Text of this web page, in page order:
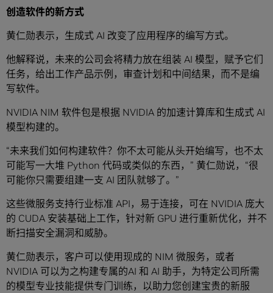
创造软件的新方式
黄仁勋表示，生成式 AI 改变了应用程序的编写方式。
他解释说，未来的公司会将精力放在组装 AI 模型，赋予它们
任务，给出工作产品示例，审查计划和中间结果，而不是编
写软件。
NVIDIA NIM 软件包是根据 NVIDIA 的加速计算库和生成式 AI
模型构建的。
“未来我们如何构建软件？你不太可能从头开始编写，也不太
可能写一大堆 Python 代码或类似的东西，” 黄仁勋说，“很
可能你只需要组建一支 AI 团队就够了。”
这些微服务支持行业标准 API，易于连接，可在 NVIDIA 庞大
的 CUDA 安装基础上工作，针对新 GPU 进行重新优化，并不
断扫描安全漏洞和威胁。
黄仁勋表示，客户可以使用现成的 NIM 微服务，或者
NVIDIA 可以为之构建专属的AI 和 AI 助手，为特定公司所需
的模型专业技能提供专门训练，以助力您创建宝贵的新服